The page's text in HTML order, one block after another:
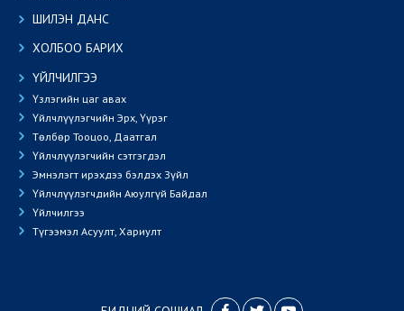
ШИЛЭН ДАНС
ХОЛБОО БАРИХ
ҮЙЛЧИЛГЭЭ
Үзлэгийн цаг авах
Үйлчлүүлэгчийн Эрх, Үүрэг
Төлбөр Тооцоо, Даатгал
Үйлчлүүлэгчийн сэтгэгдэл
Эмнэлэгт ирэхдээ бэлдэх Зүйл
Үйлчлүүлэгчдийн Аюулгүй Байдал
Үйлчилгээ
Түгээмэл Асуулт, Хариулт